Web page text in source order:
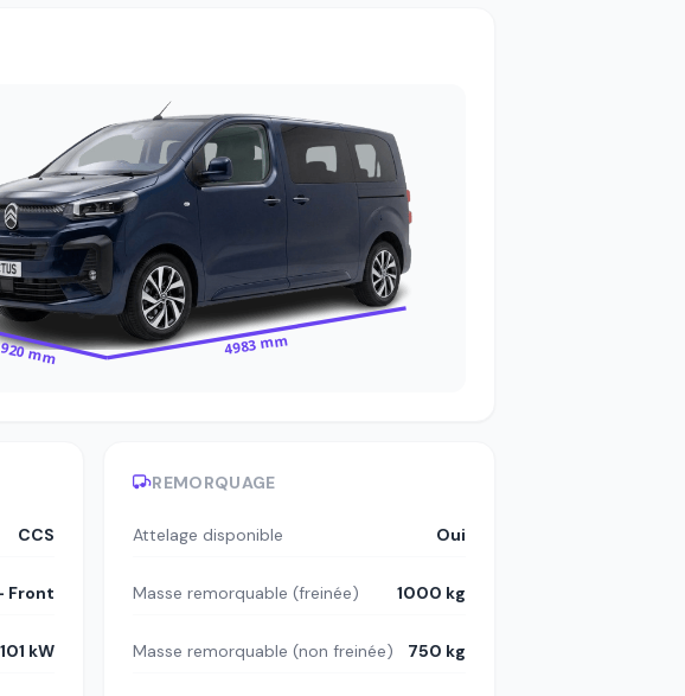
mm 4983 mm
CCS
Front
101 kW
REMORQUAGE
Attelage disponible Oui
Masse remorquable (freinée) 1000 kg
Masse remorquable (non freinée) 750 kg